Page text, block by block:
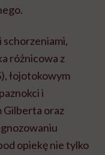
schorzeniami,
różnicowa z
łojotokowym
i
Gilberta oraz
opiekę nie tylko